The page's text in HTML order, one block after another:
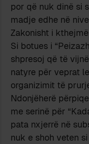
por që nuk dinë si
madje edhe në
Zakonisht i
Si botues i
shpresoj që të
natyre për veprat
organizimit të
Ndonjëherë
me serinë për
pata nxjerrë në
nuk e shoh veten